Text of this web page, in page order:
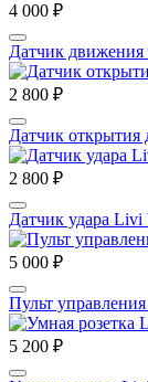
4 000 ₽
Датчик
2 800 ₽
Датчик открытия
2 800 ₽
Датчик удара Livi
5 000 ₽
Пульт
5 200 ₽